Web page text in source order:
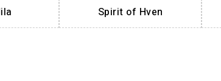
Spirit of Hven